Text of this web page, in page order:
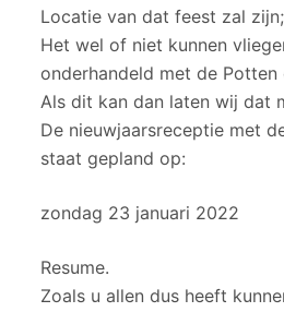
Locatie van dat feest zal
Het wel of niet kunnen
onderhandeld met de Potten
Als dit kan dan laten wij dat
De nieuwjaarsreceptie met
staat gepland op:
zondag 23 januari 2022
Resume.
Zoals u allen dus heeft